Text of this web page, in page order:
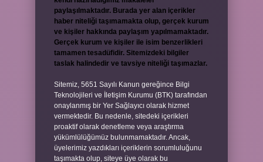
paylaşılmaktadır. Burada yer alan içerikler
haber niteliği taşımamakta olup, gerçek kurum
ve kişiler hakkında paylaşım yapılmamaktadır.
Gerçek kurum ve kişiler ile isim benzerlikleri
tamamen tesadüfidir. Sitemizdeki bilgiler
taslak halindedir ve tavsiye niteliği taşımazlar.
Sitemiz, 5651 Sayılı Kanun gereğince Bilgi
Teknolojileri ve İletişim Kurumu (BTK) tarafından
onaylanmış bir Yer Sağlayıcı olarak hizmet
vermektedir. Bu nedenle, sitedeki içerikleri
proaktif olarak denetleme veya araştırma
yükümlülüğümüz bulunmamaktadır. Ancak,
üyelerimiz yazdıkları içeriklerin sorumluluğunu
taşımakta olup, siteye üye olarak bu